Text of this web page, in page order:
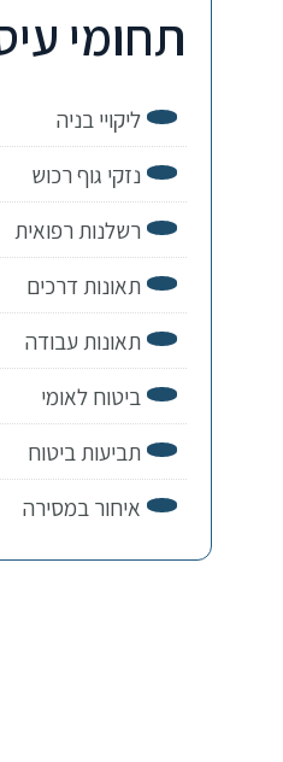
תחומי
ליקויי בניה
נזקי גוף רכוש
רשלנות רפואית
תאונות דרכים
תאונות עבודה
ביטוח לאומי
תביעות ביטוח
איחור במסירה